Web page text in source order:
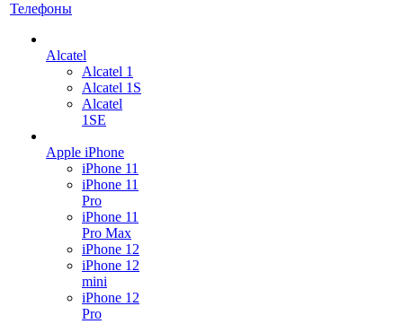
Телефоны
Alcatel
Alcatel 1
Alcatel 1S
Alcatel
1SE
Apple iPhone
iPhone 11
iPhone 11
Pro
iPhone 11
Pro Max
iPhone 12
iPhone 12
mini
iPhone 12
Pro